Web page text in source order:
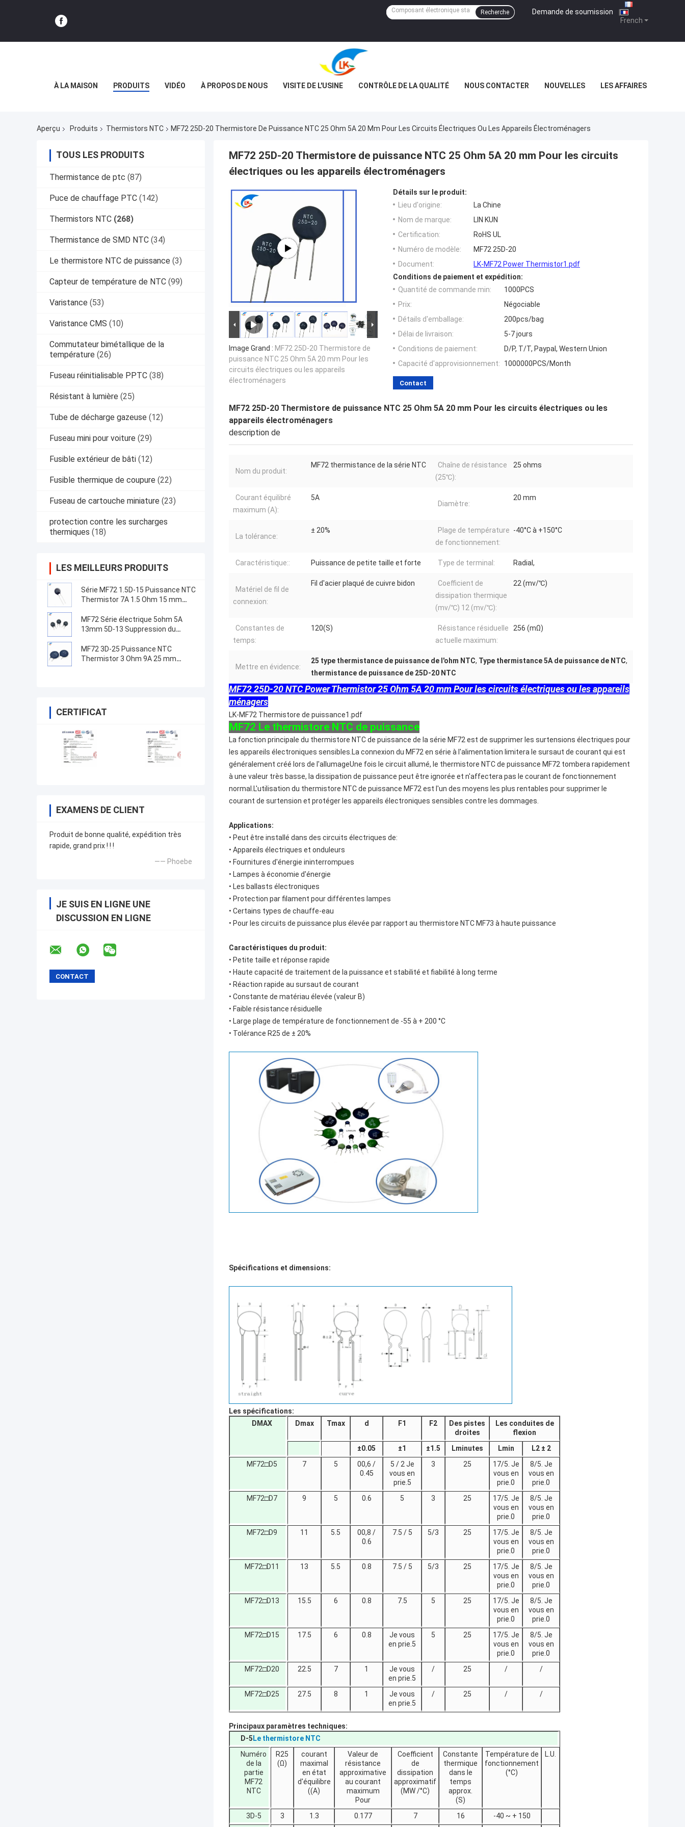
French
Demande de soumission |
Recherche
À LA MAISON PRODUITS VIDÉO À PROPOS DE NOUS VISITE DE L'USINE CONTRÔLE DE LA QUALITÉ NOUS CONTACTER NOUVELLES LES AFFAIRES
Aperçu Produits Thermistors NTC MF72 25D-20 Thermistore De Puissance NTC 25 Ohm 5A 20 Mm Pour Les Circuits Électriques Ou Les Appareils Électroménagers
TOUS LES PRODUITS
Thermistance de ptc (87)
Puce de chauffage PTC (142)
Thermistors NTC (268)
Thermistance de SMD NTC (34)
Le thermistore NTC de puissance (3)
Capteur de température de NTC (99)
Varistance (53)
Varistance CMS (10)
Commutateur bimétallique de la
température (26)
Fuseau réinitialisable PPTC (38)
Résistant à lumière (25)
Tube de décharge gazeuse (12)
Fuseau mini pour voiture (29)
Fusible extérieur de bâti (12)
Fusible thermique de coupure (22)
Fuseau de cartouche miniature (23)
protection contre les surcharges
thermiques (18)
LES MEILLEURS PRODUITS
Série MF72 1.5D-15 Puissance NTC
Thermistor 7A 1.5 Ohm 15 mm
l'alimentation électrique
MF72 Série électrique 5ohm 5A
13mm 5D-13 Suppression du
Thermistors pour équipement
d'alimentation
MF72 3D-25 Puissance NTC
Thermistor 3 Ohm 9A 25 mm
CERTIFICAT
EXAMENS DE CLIENT
Produit de bonne qualité, expédition très
rapide, grand prix ! ! !
—— Phoebe
JE SUIS EN LIGNE UNE
DISCUSSION EN LIGNE
MF72 25D-20 Thermistore de puissance NTC 25 Ohm 5A 20 mm Pour les circuits
électriques ou les appareils électroménagers
Image Grand : MF72 25D-20 Thermistore de
puissance NTC 25 Ohm 5A 20 mm Pour les
circuits électriques ou les appareils
électroménagers
Détails sur le produit:
Lieu d'origine:
La Chine
Nom de marque:
LIN KUN
Certification:
RoHS UL
Numéro de modèle:
MF72 25D-20
Document:
LK-MF72 Power Thermistor1.pdf
Conditions de paiement et expédition:
Quantité de commande min:
1000PCS
Prix:
Négociable
Détails d'emballage:
200pcs/bag
Délai de livraison:
5-7 jours
Conditions de paiement:
D/P, T/T, Paypal, Western Union
Capacité d'approvisionnement:
1000000PCS/Month
Contact
MF72 25D-20 Thermistore de puissance NTC 25 Ohm 5A 20 mm Pour les circuits électriques ou les
appareils électroménagers
description de
Nom du produit:
MF72 thermistance de la série NTC
Chaîne de résistance
(25℃):
25 ohms
Courant équilibré
maximum (A):
5A
Diamètre:
20 mm
La tolérance:
± 20%
Plage de température
de fonctionnement:
-40°C à +150°C
Caractéristique:: Puissance de petite taille et forte Type de terminal: Radial,
Matériel de fil de
connexion:
Fil d'acier plaqué de cuivre bidon
Coefficient de
dissipation thermique
(mv/℃) 12 (mv/℃):
22 (mv/℃)
Constantes de
temps:
120(S)
Résistance résiduelle
actuelle maximum:
256 (mΩ)
Mettre en évidence:
25 type thermistance de puissance de l'ohm NTC, Type thermistance 5A de puissance de NTC,
thermistance de puissance de 25D-20 NTC
MF72 25D-20 NTC Power Thermistor 25 Ohm 5A 20 mm Pour les circuits électriques ou les appareils
ménagers
LK-MF72 Thermistore de puissance1.pdf
MF72 Le thermistore NTC de puissance
La fonction principale du thermistore NTC de puissance de la série MF72 est de supprimer les surtensions électriques pour
les appareils électroniques sensibles.La connexion du MF72 en série à l'alimentation limitera le sursaut de courant qui est
généralement créé lors de l'allumageUne fois le circuit allumé, le thermistore NTC de puissance MF72 tombera rapidement
à une valeur très basse, la dissipation de puissance peut être ignorée et n'affectera pas le courant de fonctionnement
normal.L'utilisation du thermistore NTC de puissance MF72 est l'un des moyens les plus rentables pour supprimer le
courant de surtension et protéger les appareils électroniques sensibles contre les dommages.
Applications:
• Peut être installé dans des circuits électriques de:
• Appareils électriques et onduleurs
• Fournitures d'énergie ininterrompues
• Lampes à économie d'énergie
• Les ballasts électroniques
• Protection par filament pour différentes lampes
• Certains types de chauffe-eau
• Pour les circuits de puissance plus élevée par rapport au thermistore NTC MF73 à haute puissance
Caractéristiques du produit:
• Petite taille et réponse rapide
• Haute capacité de traitement de la puissance et stabilité et fiabilité à long terme
• Réaction rapide au sursaut de courant
• Constante de matériau élevée (valeur B)
• Faible résistance résiduelle
• Large plage de température de fonctionnement de -55 à + 200 °C
• Tolérance R25 de ± 20%
Spécifications et dimensions:
Les spécifications:
DMAX
Dmax Tmax d F1 F2
Des pistes
droites
Les conduites de
flexion
±0.05 ±1 ±1.5 Lminutes Lmin
L2 ± 2
MF72□D5
7 5
00,6 /
0.45
5 / 2 Je
vous en
prie.5
3 25
17/5. Je
vous en
prie.0
8/5. Je
vous en
prie.0
MF72□D7
9 5 0.6 5 3 25
17/5. Je
vous en
prie.0
8/5. Je
vous en
prie.0
MF72□D9
11 5.5
00,8 /
0.6
7.5 / 5 5/3 25
17/5. Je
vous en
prie.0
8/5. Je
vous en
prie.0
MF72□D11
13 5.5 0.8 7.5 / 5 5/3 25
17/5. Je
vous en
prie.0
8/5. Je
vous en
prie.0
MF72□D13
15.5 6 0.8 7.5 5 25
17/5. Je
vous en
prie.0
8/5. Je
vous en
prie.0
MF72□D15
17.5 6 0.8
Je vous
en prie.5
5 25
17/5. Je
vous en
prie.0
8/5. Je
vous en
prie.0
MF72□D20
22.5 7 1
Je vous
en prie.5
/ 25 / /
MF72□D25 27.5 8 1
Je vous
en prie.5
/ 25 / /
Principaux paramètres techniques:
D-5 Le thermistore NTC
Numéro
de la
partie
MF72
NTC
R25
(Ω)
courant
maximal
en état
d'équilibre
((A)
Valeur de
résistance
approximative
au courant
maximum
Pour
Coefficient
de
dissipation
approximatif
(MW /°C)
Constante
thermique
dans le
temps
approx.
(S)
Température de
fonctionnement
(°C)
L.U.
3D-5 3 1.3 0.177 7 16 -40 ~ + 150